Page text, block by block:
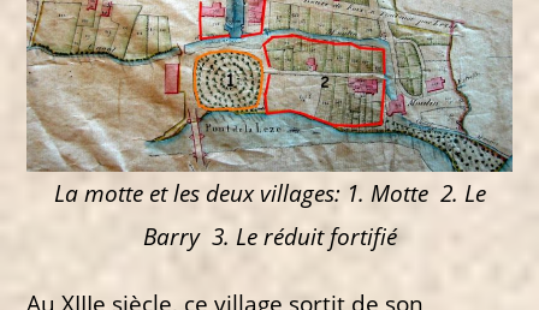
La motte et les deux villages: 1. Motte 2. Le
Barry 3. Le réduit fortifié
Au XIIIe siècle, ce village sortit de son